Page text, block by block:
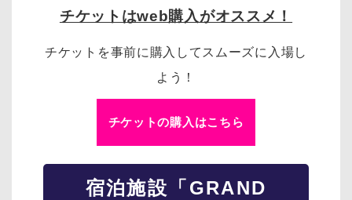
チケットはweb購入がオススメ！
チケットを事前に購入してスムーズに入場し
よう！
チケットの購入はこちら
宿泊施設「GRAND